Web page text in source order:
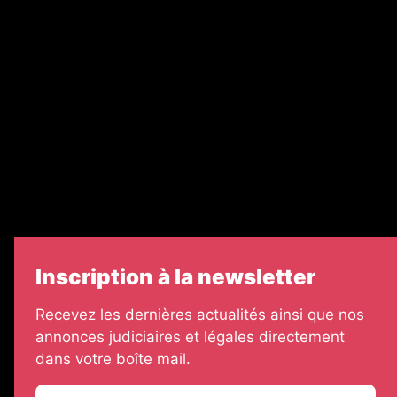
Inscription à la newsletter
Recevez les dernières actualités ainsi que nos
annonces judiciaires et légales directement
dans votre boîte mail.